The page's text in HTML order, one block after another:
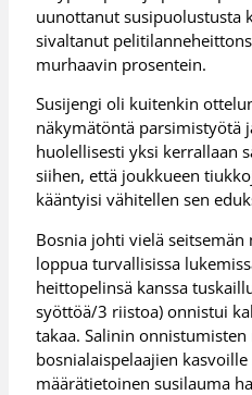
uunottanut susipuolustusta
sivaltanut
murhaavin prosentein.
Susijengi oli kuitenkin
näkymätöntä parsimistyötä
huolellisesti yksi kerrallaan
siihen, että joukkueen
kääntyisi vähitellen sen
Bosnia johti vielä
loppua turvallisissa
heittopelinsä kanssa
syöttöä/3 riistoa) onnistui
takaa. Salinin
bosnialaispelaajien
määrätietoinen susilauma